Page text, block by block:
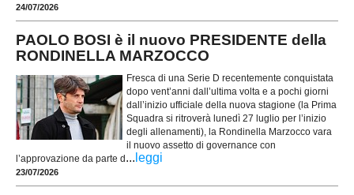
24/07/2026
PAOLO BOSI è il nuovo PRESIDENTE della
RONDINELLA MARZOCCO
Fresca di una Serie D recentemente conquistata
dopo vent’anni dall’ultima volta e a pochi giorni
dall’inizio ufficiale della nuova stagione (la Prima
Squadra si ritroverà lunedì 27 luglio per l’inizio
degli allenamenti), la Rondinella Marzocco vara
il nuovo assetto di governance con
l’approvazione da parte d ... leggi
23/07/2026